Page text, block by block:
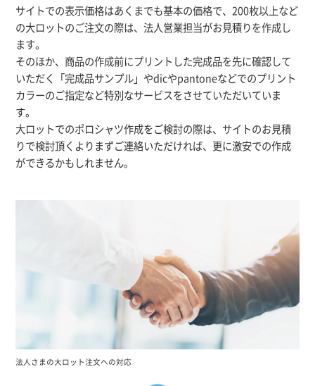
サイトでの表示価格はあくまでも基本の価格で、200枚以上など
の大ロットのご注文の際は、法人営業担当がお見積りを作成し
ます。
そのほか、商品の作成前にプリントした完成品を先に確認して
いただく「完成品サンプル」やdicやpantoneなどでのプリント
カラーのご指定など特別なサービスをさせていただいていま
す。
大ロットでのポロシャツ作成をご検討の際は、サイトのお見積
りで検討頂くよりまずご連絡いただければ、更に激安での作成
ができるかもしれません。
法人さまの大ロット注文への対応